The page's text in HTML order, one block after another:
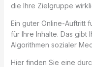
die Ihre Zielgruppe
Ein guter Online-Auftritt
für Ihre Inhalte. Das gibt
Algorithmen sozialer
Hier finden Sie eine